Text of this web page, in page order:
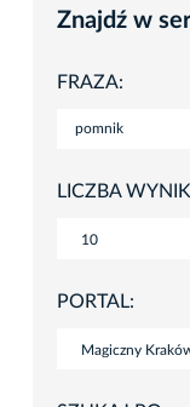
Znajdź w
FRAZA:
LICZBA
PORTAL: